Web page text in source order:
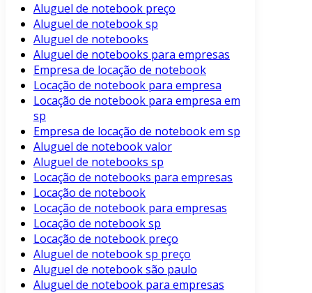
Aluguel de notebook preço
Aluguel de notebook sp
Aluguel de notebooks
Aluguel de notebooks para empresas
Empresa de locação de notebook
Locação de notebook para empresa
Locação de notebook para empresa em
sp
Empresa de locação de notebook em sp
Aluguel de notebook valor
Aluguel de notebooks sp
Locação de notebooks para empresas
Locação de notebook
Locação de notebook para empresas
Locação de notebook sp
Locação de notebook preço
Aluguel de notebook sp preço
Aluguel de notebook são paulo
Aluguel de notebook para empresas